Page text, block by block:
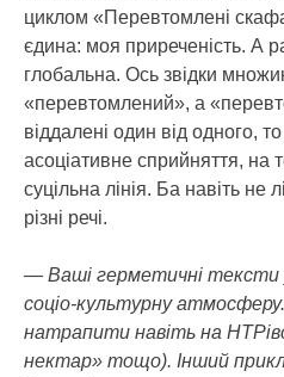
циклом «Перевтомлені
єдина: моя приреченість. А
глобальна. Ось звідки
«перевтомлений», а
віддалені один від одного,
асоціативне сприйняття, на
суцільна лінія. Ба навіть не
різні речі.
— Ваші герметичні тексти
соціо-культурну
натрапити навіть на
нектар» тощо). Інший